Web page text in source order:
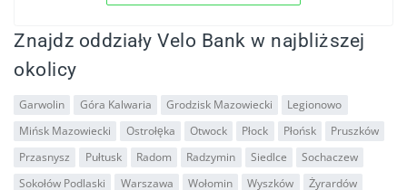
Znajdz oddziały Velo Bank w najbliższej
okolicy
Garwolin Góra Kalwaria Grodzisk Mazowiecki
Legionowo
Mińsk Mazowiecki
Ostrołęka Otwock Płock Płońsk
Pruszków
Przasnysz
Pułtusk Radom Radzymin Siedlce
Sochaczew
Sokołów Podlaski
Warszawa Wołomin Wyszków Żyrardów